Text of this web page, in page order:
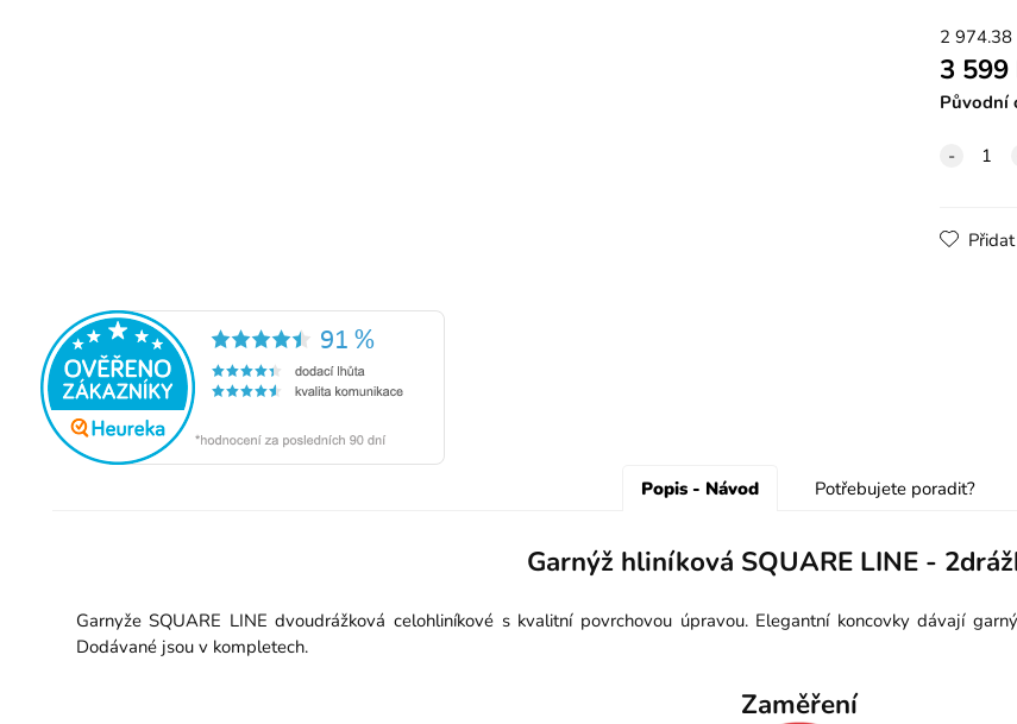
2 974.38
3 599
Původní
Popis - Návod Potřebujete poradit?
Garnýž hliníková SQUARE LINE -
Garnyže SQUARE LINE dvoudrážková celohliníkové s kvalitní povrchovou úpravou. Elegantní koncovky dávají
Dodávané jsou v kompletech.
Zaměření